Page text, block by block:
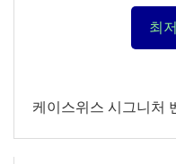
최
케이스위스 시그니처